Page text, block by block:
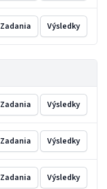
Zadania Výsledky
Zadania Výsledky
Zadania Výsledky
Zadania Výsledky